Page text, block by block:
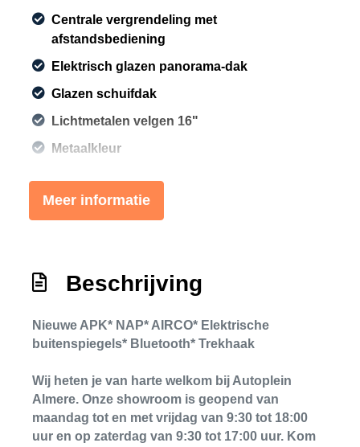
Centrale vergrendeling met
afstandsbediening
Elektrisch glazen panorama-dak
Glazen schuifdak
Lichtmetalen velgen 16"
Metaalkleur
Onderhoudsboekje
Trekhaak
Interieur
Achterstoelen uitneembaar
Airco
Aluminium interieur afwerking
Meer informatie
Beschrijving
Nieuwe APK* NAP* AIRCO* Elektrische
buitenspiegels* Bluetooth* Trekhaak
Wij heten je van harte welkom bij Autoplein
Almere. Onze showroom is geopend van
maandag tot en met vrijdag van 9:30 tot 18:00
uur en op zaterdag van 9:30 tot 17:00 uur. Kom